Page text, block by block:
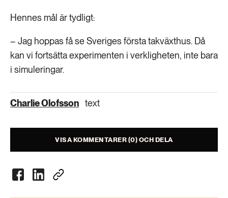
Hennes mål är tydligt:
– Jag hoppas få se Sveriges första takväxthus. Då
kan vi fortsätta experimenten i verkligheten, inte bara
i simuleringar.
Charlie Olofsson text
VISA KOMMENTARER (0) OCH DELA